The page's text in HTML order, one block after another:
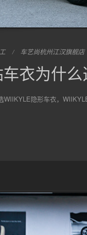
车艺尚杭州江汉旗舰店
衣为什么
WIIKYLE隐形车衣，